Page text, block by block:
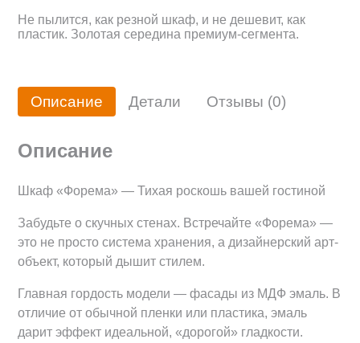
Не пылится, как резной шкаф, и не дешевит, как
пластик. Золотая середина премиум-сегмента.
Описание Детали Отзывы (0)
Описание
Шкаф «Форема» — Тихая роскошь вашей гостиной
Забудьте о скучных стенах. Встречайте «Форема» —
это не просто система хранения, а дизайнерский арт-
объект, который дышит стилем.
Главная гордость модели — фасады из МДФ эмаль. В
отличие от обычной пленки или пластика, эмаль
дарит эффект идеальной, «дорогой» гладкости.